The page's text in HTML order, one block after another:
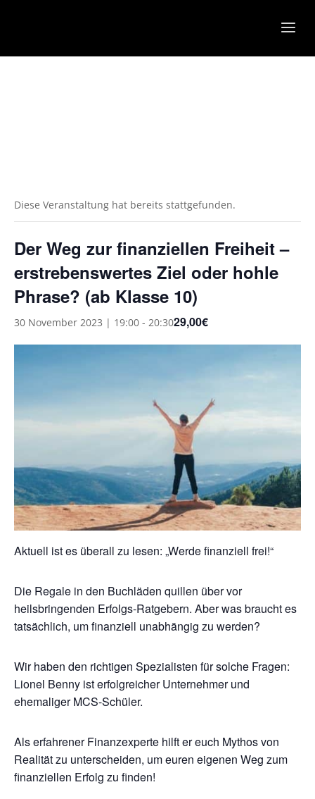
Diese Veranstaltung hat bereits stattgefunden.
Der Weg zur finanziellen Freiheit –
erstrebenswertes Ziel oder hohle
Phrase? (ab Klasse 10)
30 November 2023 | 19:00 - 20:3029,00€
Aktuell ist es überall zu lesen: „Werde finanziell frei!“
Die Regale in den Buchläden quillen über vor
heilsbringenden Erfolgs-Ratgebern. Aber was braucht es
tatsächlich, um finanziell unabhängig zu werden?
Wir haben den richtigen Spezialisten für solche Fragen:
Lionel Benny ist erfolgreicher Unternehmer und
ehemaliger MCS-Schüler.
Als erfahrener Finanzexperte hilft er euch Mythos von
Realität zu unterscheiden, um euren eigenen Weg zum
finanziellen Erfolg zu finden!